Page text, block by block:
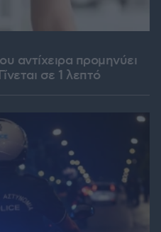
αντίχειρα προμηνύει
σε 1 λεπτό